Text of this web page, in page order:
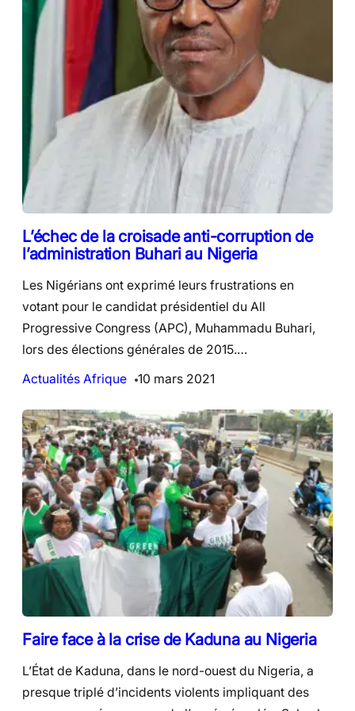
L’échec de la croisade anti-corruption de
l’administration Buhari au Nigeria
Les Nigérians ont exprimé leurs frustrations en
votant pour le candidat présidentiel du All
Progressive Congress (APC), Muhammadu Buhari,
lors des élections générales de 2015.…
Actualités Afrique
10 mars 2021
Faire face à la crise de Kaduna au Nigeria
L’État de Kaduna, dans le nord-ouest du Nigeria, a
presque triplé d’incidents violents impliquant des